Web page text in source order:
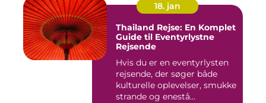
18. jan
Thailand Rejse: En Komplet
Guide til Eventyrlystne
Rejsende
Hvis du er en eventyrlysten
rejsende, der søger både
kulturelle oplevelser, smukke
strande og enestå...